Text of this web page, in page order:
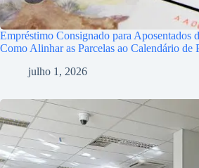
Empréstimo Consignado para Aposentados
Como Alinhar as Parcelas ao Calendário de
julho 1, 2026